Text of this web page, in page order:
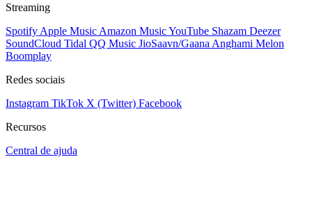
Streaming
Spotify Apple Music Amazon MusicYouTube Shazam Deezer
SoundCloud Tidal QQ Music JioSaavn/Gaana Anghami Melon
Boomplay
Redes sociais
Instagram TikTok X (Twitter) Facebook
Recursos
Central de ajuda